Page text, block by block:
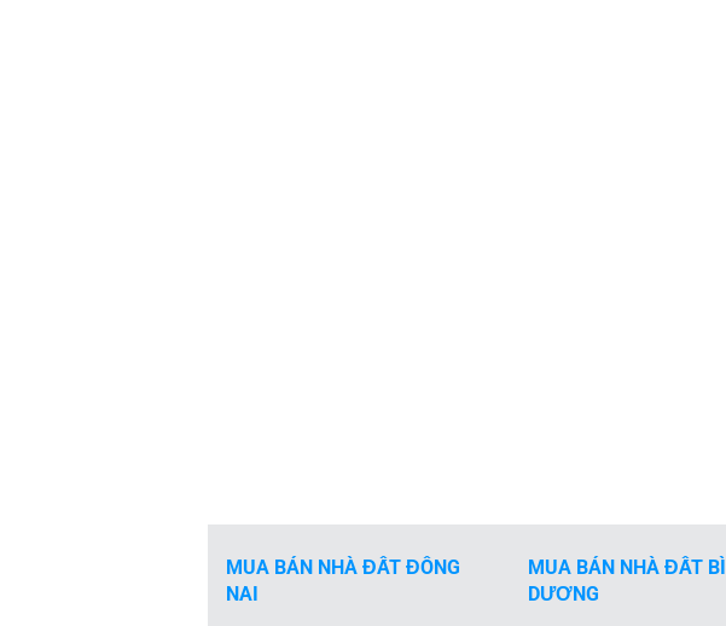
MUA BÁN NHÀ ĐẤT ĐỒNG
NAI
MUA BÁN NHÀ ĐẤT
DƯƠNG